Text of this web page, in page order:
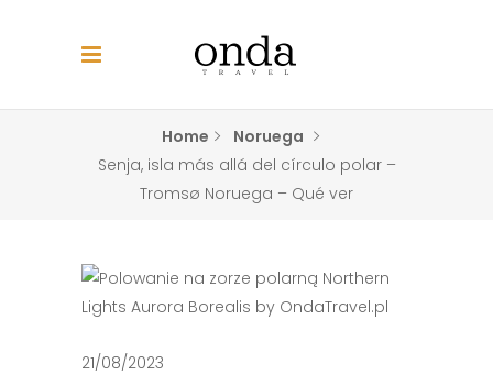
Home
Noruega
Senja, isla más allá del círculo polar –
Tromsø Noruega – Qué ver
21/08/2023